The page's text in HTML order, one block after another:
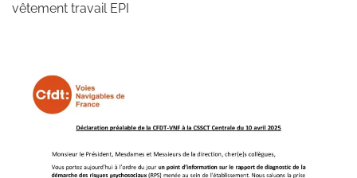
vêtement travail EPI